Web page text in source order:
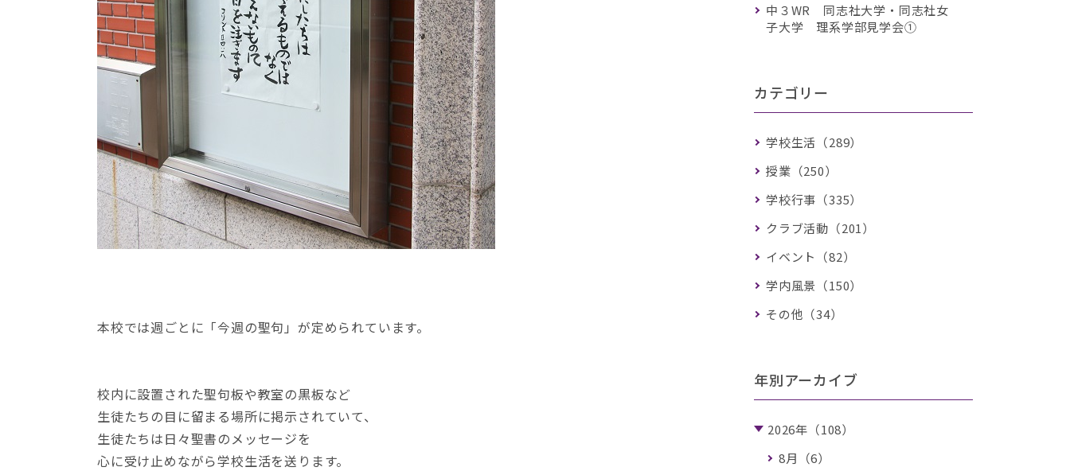
本校では週ごとに「今週の聖句」が定められています。
校内に設置された聖句板や教室の黒板など
生徒たちの目に留まる場所に掲示されていて、
生徒たちは日々聖書のメッセージを
心に受け止めながら学校生活を送ります。
中３WR 同志社大学・同志社女
子大学 理系学部見学会①
カテゴリー
学校生活（289）
授業（250）
学校行事（335）
クラブ活動（201）
イベント（82）
学内風景（150）
その他（34）
年別アーカイブ
2026年（108）
8月（6）